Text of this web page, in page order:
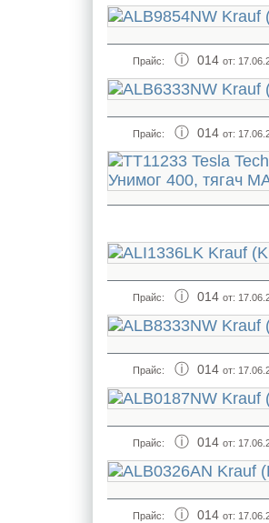
Прайс: 014 от:
Прайс: 014 от:
Прайс: 014 от:
Прайс: 014 от:
Прайс: 014 от:
Прайс: 014 от: